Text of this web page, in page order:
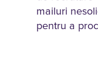
mailuri
pentru a